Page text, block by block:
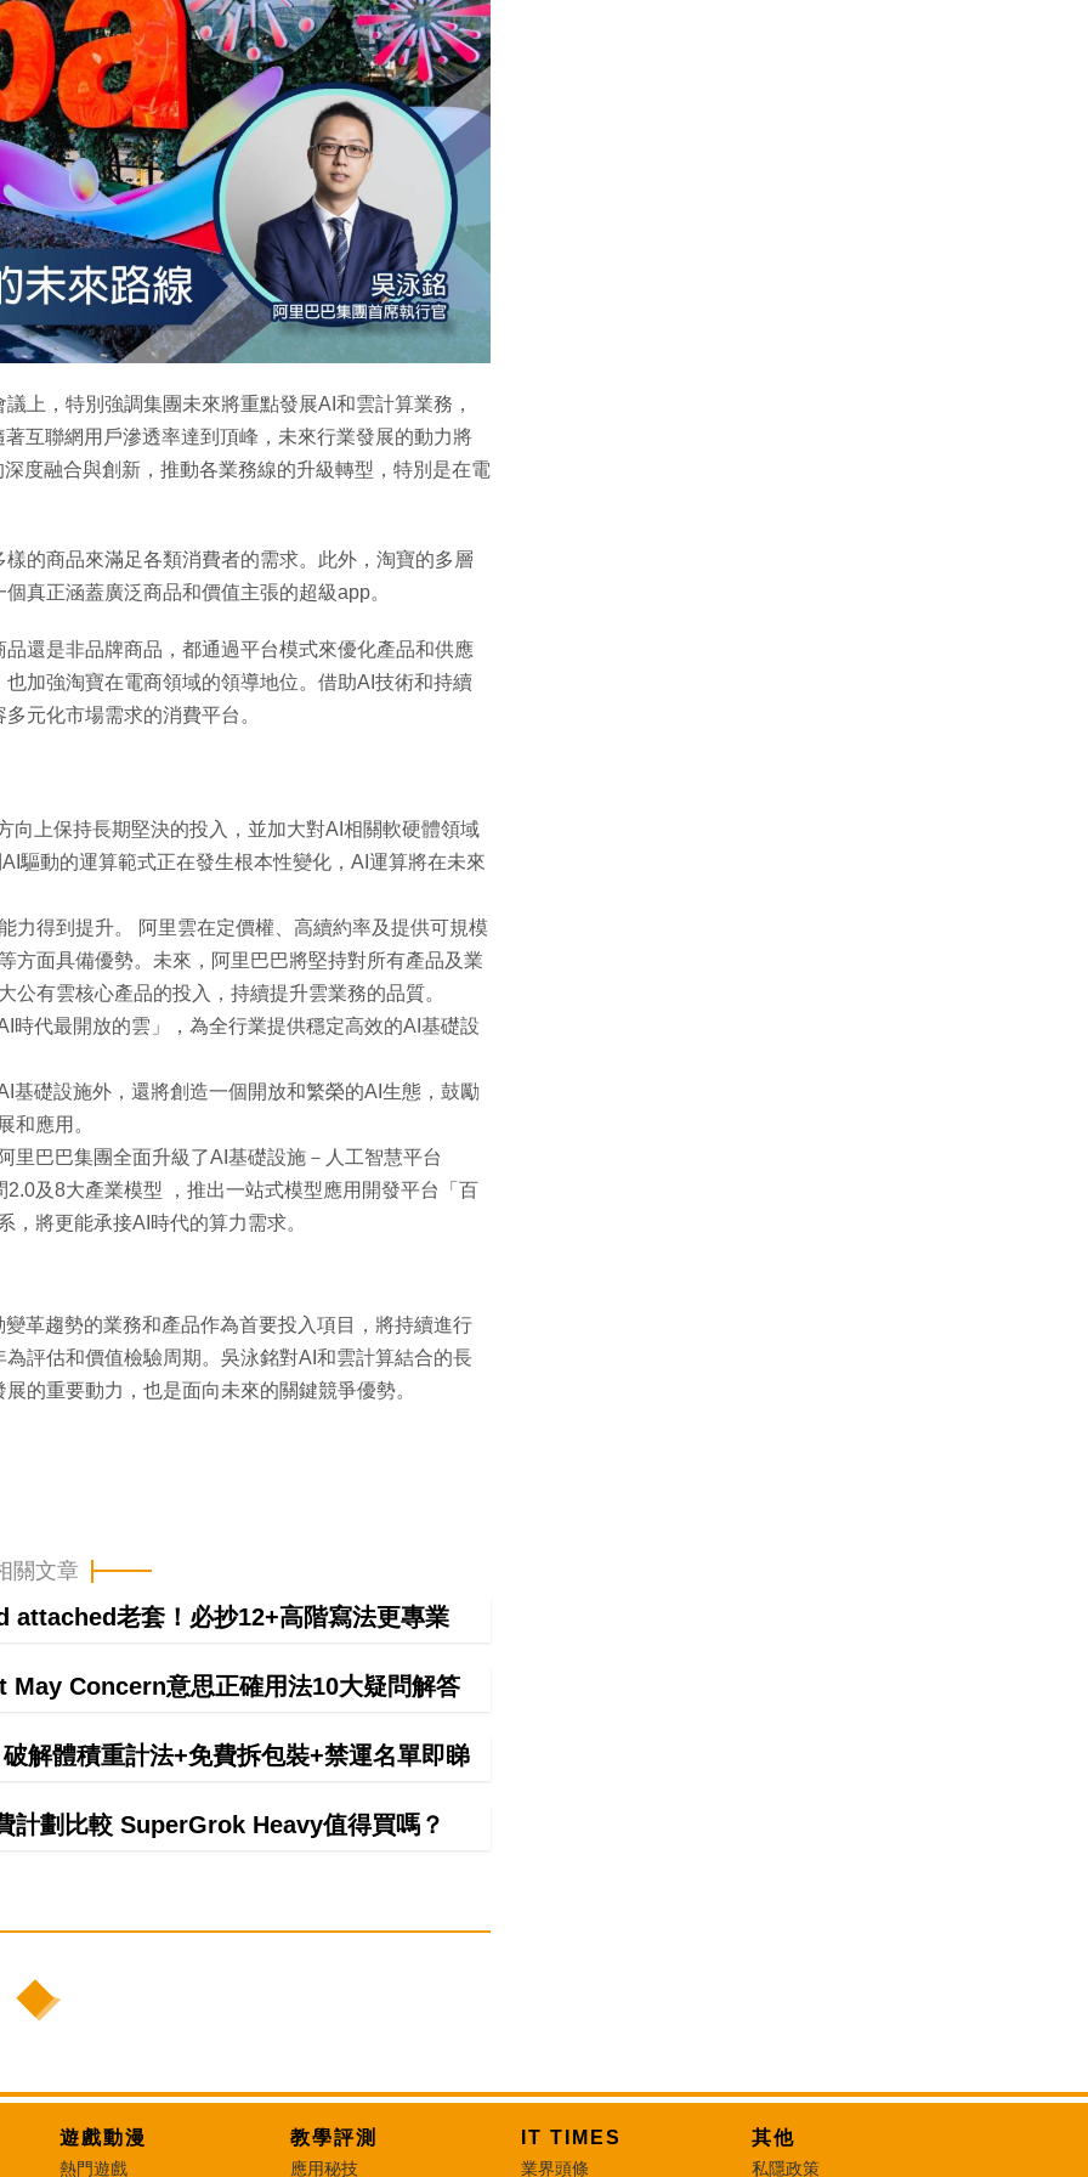
上，特別強調集團未來將重點發展AI和雲計算業務，
互聯網用戶滲透率達到頂峰，未來行業發展的動力將
度融合與創新，推動各業務線的升級轉型，特別是在電
的商品來滿足各類消費者的需求。此外，淘寶的多層
真正涵蓋廣泛商品和價值主張的超級app。
還是非品牌商品，都通過平台模式來優化產品和供應
加強淘寶在電商領域的領導地位。借助AI技術和持續
元化市場需求的消費平台。
向上保持長期堅決的投入，並加大對AI相關軟硬體領域
驅動的運算範式正在發生根本性變化，AI運算將在未來
力得到提升。 阿里雲在定價權、高續約率及提供可規模
方面具備優勢。未來，阿里巴巴將堅持對所有產品及業
有雲核心產品的投入，持續提升雲業務的品質。
時代最開放的雲」，為全行業提供穩定高效的AI基礎設
基礎設施外，還將創造一個開放和繁榮的AI生態，鼓勵
和應用。
里巴巴集團全面升級了AI基礎設施－人工智慧平台
及8大產業模型 ，推出一站式模型應用開發平台「百
將更能承接AI時代的算力需求。
革趨勢的業務和產品作為首要投入項目，將持續進行
評估和價值檢驗周期。吳泳銘對AI和雲計算結合的長
的重要動力，也是面向未來的關鍵競爭優勢。
關文章
老套！必抄12+高階寫法更專業
Concern意思正確用法10大疑問解答
解體積重計法+免費拆包裝+禁運名單即睇
計劃比較 SuperGrok Heavy值得買嗎？
遊戲動漫
熱門遊戲
教學評測
應用秘技
IT TIMES
業界頭條
其他
私隱政策